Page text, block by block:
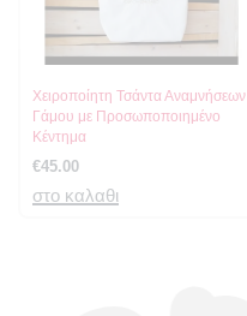
Χειροποίητη Τσάντα Αναμνήσεων
Γάμου με Προσωποποιημένο
Κέντημα
€45.00
στο καλαθι